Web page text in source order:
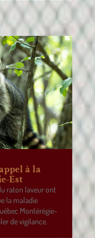
à la
Est
raton laveur ont
la maladie
Montérégie-
de vigilance.